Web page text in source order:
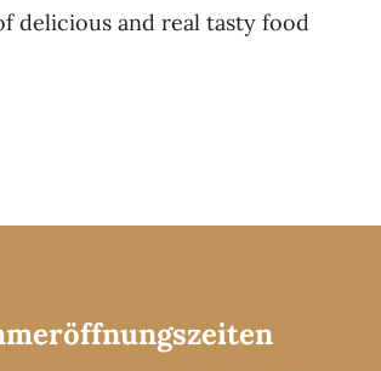
delicious and real tasty food